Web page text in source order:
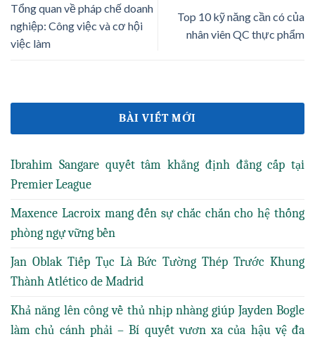
Tổng quan về pháp chế doanh
nghiệp: Công việc và cơ hội
việc làm
Top 10 kỹ năng cần có của
nhân viên QC thực phẩm
BÀI VIẾT MỚI
Ibrahim Sangare quyết tâm khẳng định đẳng cấp tại
Premier League
Maxence Lacroix mang đến sự chắc chắn cho hệ thống
phòng ngự vững bền
Jan Oblak Tiếp Tục Là Bức Tường Thép Trước Khung
Thành Atlético de Madrid
Khả năng lên công về thủ nhịp nhàng giúp Jayden Bogle
làm chủ cánh phải – Bí quyết vươn xa của hậu vệ đa